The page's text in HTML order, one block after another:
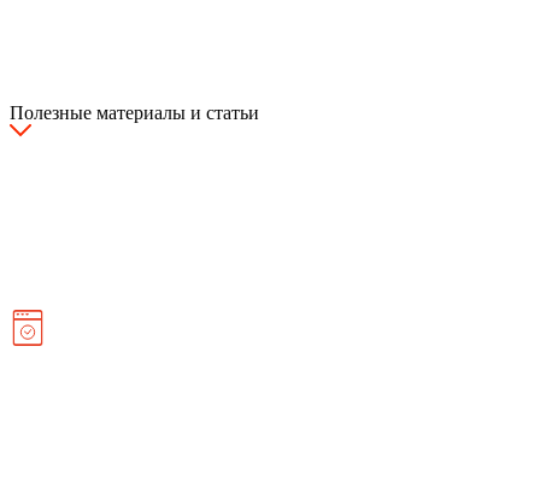
Полезные материалы и статьи